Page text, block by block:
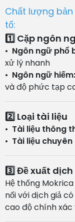
Chất lượng
tố:
1️⃣ Cặp ngôn
• Ngôn ngữ phổ
xử lý nhanh
• Ngôn ngữ hiếm:
và độ phức tạp
2️⃣ Loại tài liệu
• Tài liệu thông
• Tài liệu
3️⃣ Đề xuất
Hệ thống
nối với dịch giả
cao độ chính xác